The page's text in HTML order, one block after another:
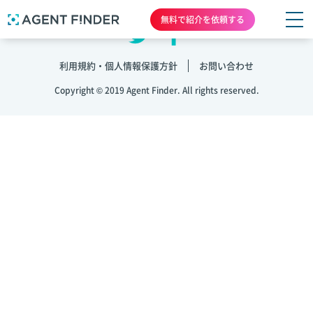
無料で紹介を依頼する
利用規約・個人情報保護方針 お問い合わせ
Copyright © 2019 Agent Finder. All rights reserved.